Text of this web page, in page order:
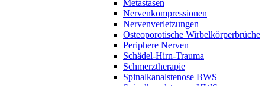
Metastasen
Nervenkompressionen
Nervenverletzungen
Osteoporotische Wirbelkörperbrüche
Periphere Nerven
Schädel-Hirn-Trauma
Schmerztherapie
Spinalkanalstenose BWS